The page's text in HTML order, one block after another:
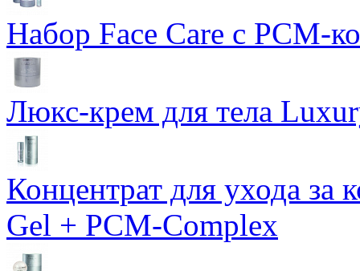
Набор Face Care с PCM-
Люкс-крем для тела
Концентрат для ухода за
Gel + PCM-Complex